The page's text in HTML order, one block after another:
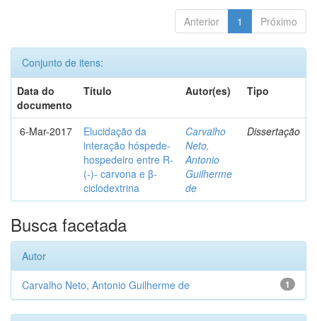
Anterior 1 Próximo
Conjunto de itens:
Data do
documento
Título Autor(es) Tipo
6-Mar-2017
Elucidação da
interação hóspede-
hospedeiro entre R-
(-)- carvona e β-
ciclodextrina
Carvalho
Neto,
Antonio
Guilherme
de
Dissertação
Busca facetada
Autor
1
Carvalho Neto, Antonio Guilherme de